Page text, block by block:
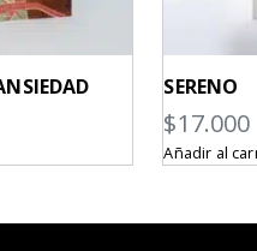
SERENO
$17.000
Añadir al